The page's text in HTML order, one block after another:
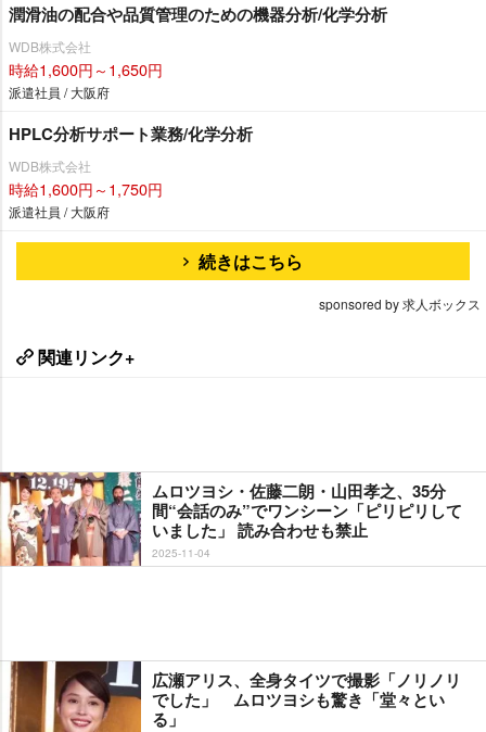
潤滑油の配合や品質管理のための機器分析/化学分析
WDB株式会社
時給1,600円～1,650円
派遣社員 / 大阪府
HPLC分析サポート業務/化学分析
WDB株式会社
時給1,600円～1,750円
派遣社員 / 大阪府
続きはこちら
sponsored by 求人ボックス
関連リンク+
ムロツヨシ・佐藤二朗・山田孝之、35分
間“会話のみ”でワンシーン「ピリピリして
いました」 読み合わせも禁止
2025-11-04
広瀬アリス、全身タイツで撮影「ノリノリ
でした」 ムロツヨシも驚き「堂々とい
る」